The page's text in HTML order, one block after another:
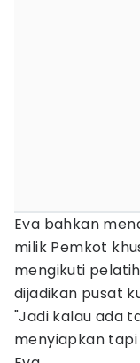
Eva bahkan
milik Pemkot
mengikuti
dijadikan pusat
"Jadi kalau ada
menyiapkan